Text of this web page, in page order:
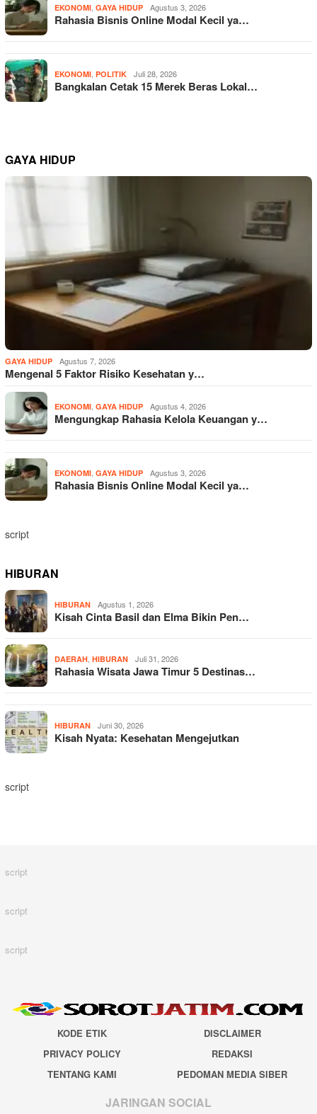
EKONOMI GAYA HIDUP Agustus 3, 2026
Rahasia Bisnis Online Modal Kecil ya…
EKONOMI POLITIK Juli 28, 2026
Bangkalan Cetak 15 Merek Beras Lokal…
GAYA HIDUP
GAYA HIDUP Agustus 7, 2026
Mengenal 5 Faktor Risiko Kesehatan y…
EKONOMI GAYA HIDUP Agustus 4, 2026
Mengungkap Rahasia Kelola Keuangan y…
EKONOMI GAYA HIDUP Agustus 3, 2026
Rahasia Bisnis Online Modal Kecil ya…
script
HIBURAN
HIBURAN Agustus 1, 2026
Kisah Cinta Basil dan Elma Bikin Pen…
DAERAH HIBURAN Juli 31, 2026
Rahasia Wisata Jawa Timur 5 Destinas…
HIBURAN Juni 30, 2026
Kisah Nyata: Kesehatan Mengejutkan
script
script
script
script
KODE ETIK
DISCLAIMER
PRIVACY POLICY
REDAKSI
TENTANG KAMI
PEDOMAN MEDIA SIBER
JARINGAN SOCIAL